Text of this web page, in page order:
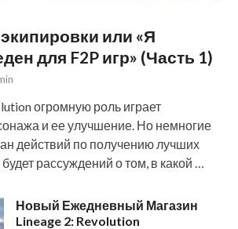
или «Я
для F2P игр» (Часть 1)
огромную роль играет
и ее улучшение. Но немногие
действий по получению лучших
рассуждений о том, в какой …
Новый Ежедневный Магазин
Lineage 2: Revolution